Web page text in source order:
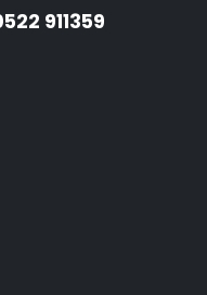
911359